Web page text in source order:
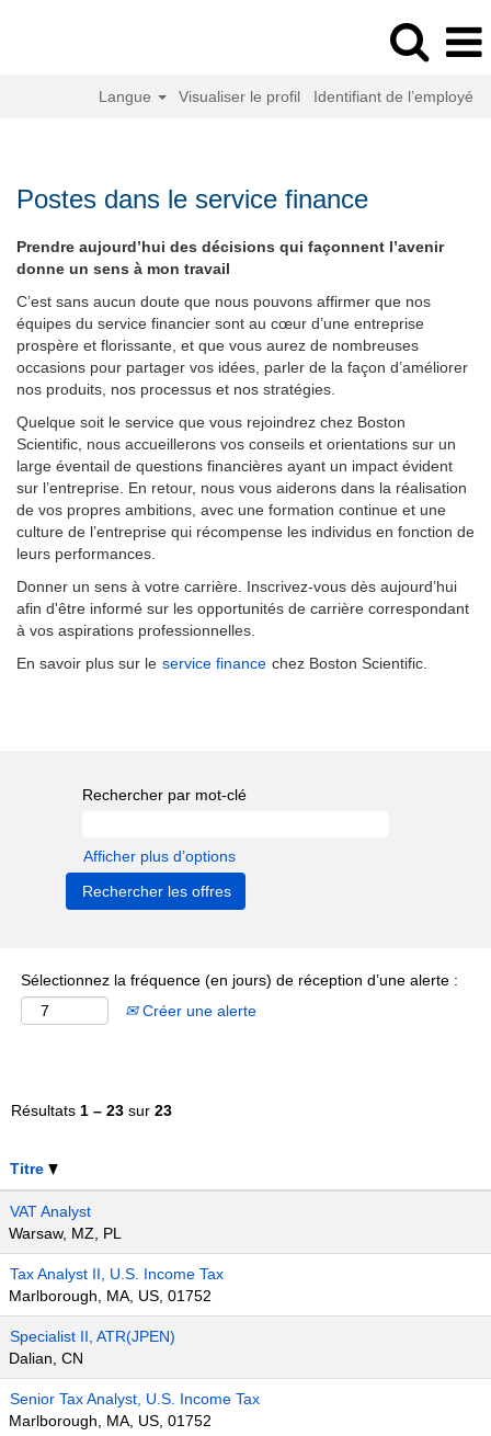
Langue Visualiser le profil Identifiant de l’employé
service
financier
Postes dans le service finance
Prendre aujourd’hui des décisions qui façonnent l’avenir
donne un sens à mon travail
C’est sans aucun doute que nous pouvons affirmer que nos
équipes du service financier sont au cœur d’une entreprise
prospère et florissante, et que vous aurez de nombreuses
occasions pour partager vos idées, parler de la façon d’améliorer
nos produits, nos processus et nos stratégies.
Quelque soit le service que vous rejoindrez chez Boston
Scientific, nous accueillerons vos conseils et orientations sur un
large éventail de questions financières ayant un impact évident
sur l’entreprise. En retour, nous vous aiderons dans la réalisation
de vos propres ambitions, avec une formation continue et une
culture de l’entreprise qui récompense les individus en fonction de
leurs performances.
Donner un sens à votre carrière. Inscrivez-vous dès aujourd’hui
afin d'être informé sur les opportunités de carrière correspondant
à vos aspirations professionnelles.
En savoir plus sur le service finance chez Boston Scientific.
Rechercher par mot-clé
Afficher plus d’options
Sélectionnez la fréquence (en jours) de réception d’une alerte :
Créer une alerte
Résultats 1 – 23 sur 23
Titre
VAT Analyst
Warsaw, MZ, PL
Tax Analyst II, U.S. Income Tax
Marlborough, MA, US, 01752
Specialist II, ATR(JPEN)
Dalian, CN
Senior Tax Analyst, U.S. Income Tax
Marlborough, MA, US, 01752